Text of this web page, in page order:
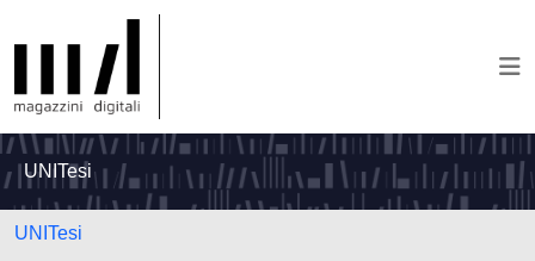
UNITesi
UNITesi